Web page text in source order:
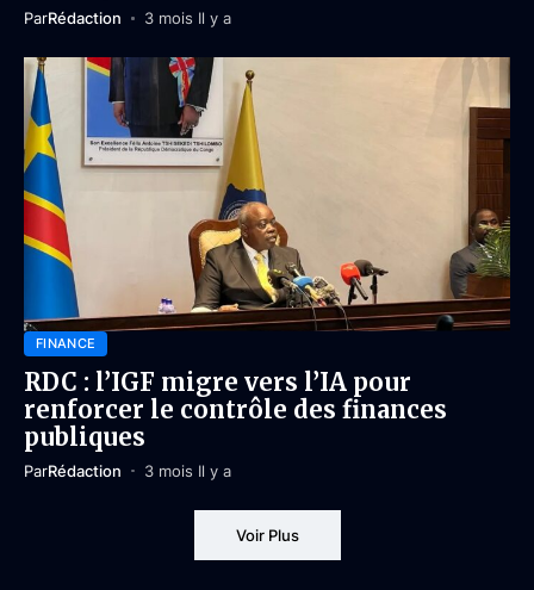
ParRédaction 3 mois Il y a
FINANCE
RDC : l’IGF migre vers l’IA pour
renforcer le contrôle des finances
publiques
ParRédaction 3 mois Il y a
Voir Plus